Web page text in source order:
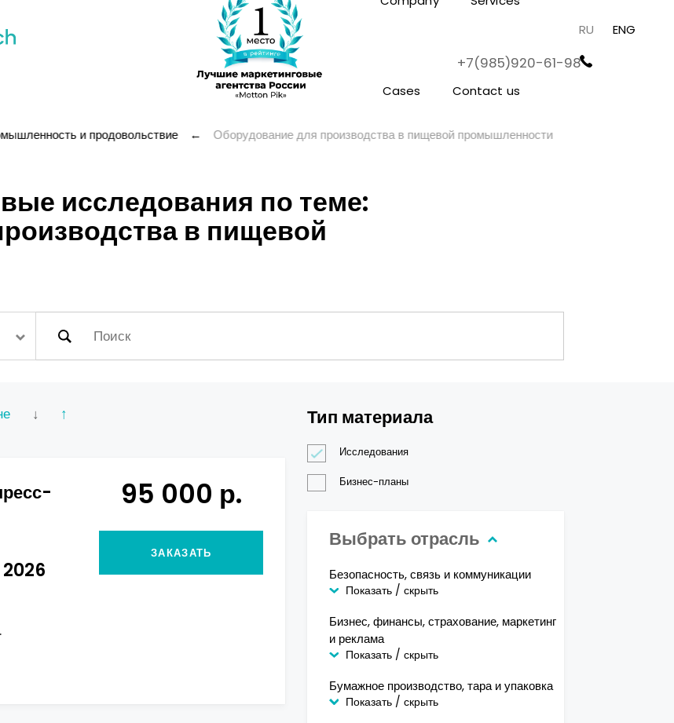
Cases Contact us
RU ENG
+7(985)920-61-98
и продовольствие ← Оборудование для производства в пищевой промышленности
исследования по теме:
в пищевой
↓ ↑
2026
95 000 р.
ЗАКАЗАТЬ
Тип материала
Исследования
Бизнес-планы
Выбрать отрасль
Безопасность, связь и коммуникации
Показать / скрыть
Бизнес, финансы, страхование, маркетинг
и реклама
Показать / скрыть
Бумажное производство, тара и упаковка
Показать / скрыть